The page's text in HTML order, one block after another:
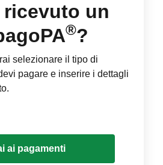
ricevuto un
®?
selezionare il tipo di
pagare e inserire i dettagli
ai pagamenti